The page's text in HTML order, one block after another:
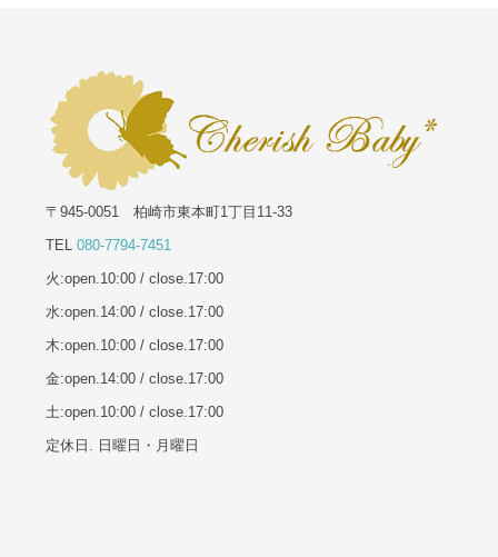
〒945-0051 柏崎市東本町1丁目11-33
TEL 080-7794-7451
火:open.10:00 / close.17:00
水:open.14:00 / close.17:00
木:open.10:00 / close.17:00
金:open.14:00 / close.17:00
土:open.10:00 / close.17:00
定休日. 日曜日・月曜日